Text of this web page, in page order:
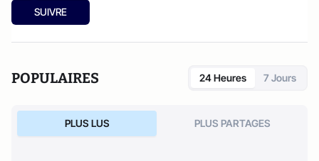
SUIVRE
POPULAIRES 24 Heures 7 Jours
PLUS LUS PLUS PARTAGES